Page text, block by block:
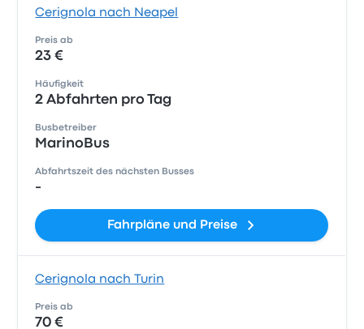
Cerignola nach Neapel
Preis ab
23 €
Häufigkeit
2 Abfahrten pro Tag
Busbetreiber
MarinoBus
Abfahrtszeit des nächsten Busses
-
Fahrpläne und Preise
Cerignola nach Turin
Preis ab
70 €